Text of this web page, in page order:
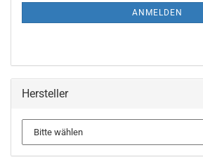
ANMELDEN
Hersteller